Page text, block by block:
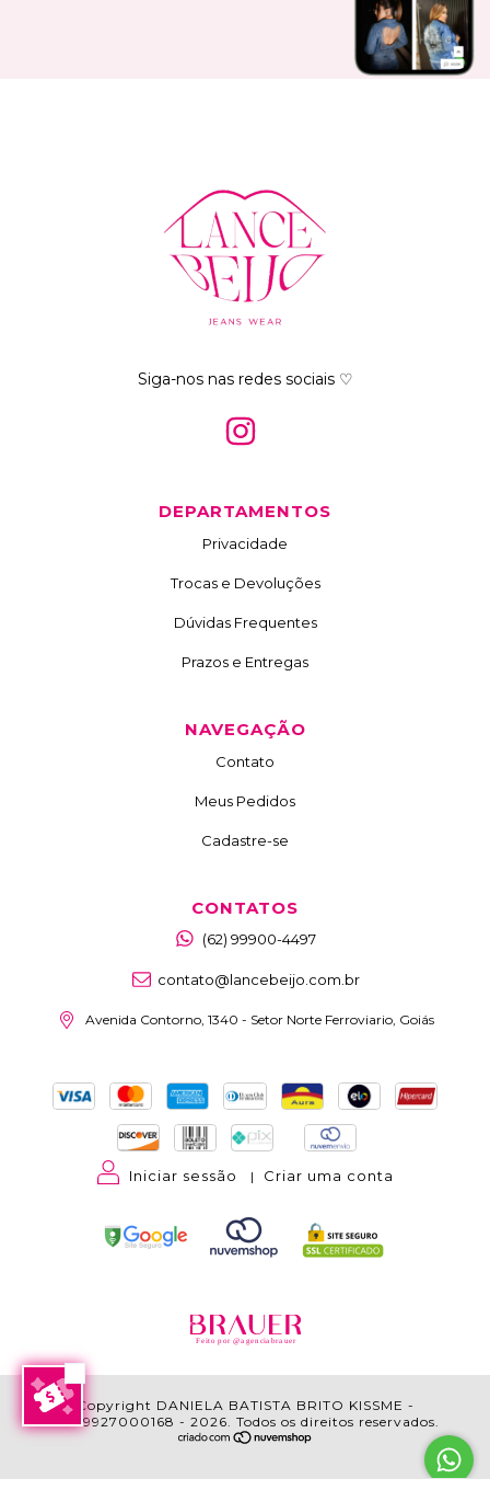
Siga-nos nas redes sociais ♡
DEPARTAMENTOS
Privacidade
Trocas e Devoluções
Dúvidas Frequentes
Prazos e Entregas
NAVEGAÇÃO
Contato
Meus Pedidos
Cadastre-se
CONTATOS
(62) 99900-4497
contato@lancebeijo.com.br
Avenida Contorno, 1340 - Setor Norte Ferroviario, Goiás
Iniciar sessão | Criar uma conta
Feito por @agenciabrauer
Copyright DANIELA BATISTA BRITO KISSME -
17389927000168 - 2026. Todos os direitos reservados.